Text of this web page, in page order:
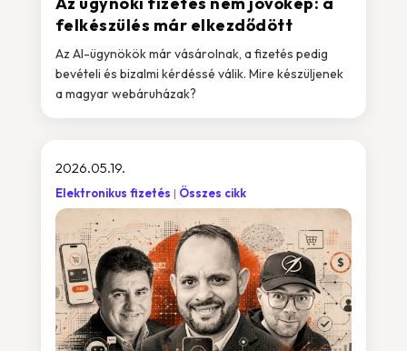
felkészülés már elkezdődött
Az AI-ügynökök már vásárolnak, a fizetés pedig
bevételi és bizalmi kérdéssé válik. Mire készüljenek
a magyar webáruházak?
2026.05.19.
Elektronikus fizetés Összes cikk